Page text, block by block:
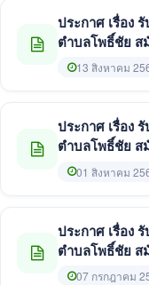
ประกาศ เรื่อง
ตำบลโพธิ์ชัย ส
สิงหาคม 2568
13 สิงหาคม
ประกาศ เรื่อง
ตำบลโพธิ์ชัย ส
กรกฎาคม 2568
01 สิงหาคม
ประกาศ เรื่อง
ตำบลโพธิ์ชัย ส
256807 กรกฎาคม